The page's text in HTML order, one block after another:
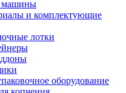
машины
и комплектующие
лотки
оборудование